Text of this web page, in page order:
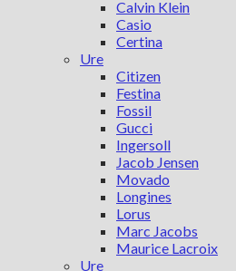
Calvin Klein
Casio
Certina
Ure
Citizen
Festina
Fossil
Gucci
Ingersoll
Jacob Jensen
Movado
Longines
Lorus
Marc Jacobs
Maurice Lacroix
Ure